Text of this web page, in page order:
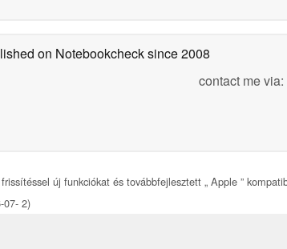
on Notebookchecksince 2008
contact me via:
új funkciókat és továbbfejlesztett „ Apple ”
07- 2)